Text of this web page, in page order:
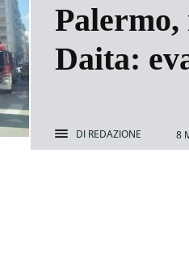
Palermo,
Daita:
DI REDAZIONE 8